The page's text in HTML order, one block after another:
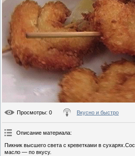
Просмотры: 0 Вкусно и быстро
Описание материала:
Пикник высшего света с креветками в
масло — по вкусу.